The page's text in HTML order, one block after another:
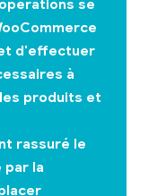
se
d'effectuer
à
produits et
rassuré le
par la